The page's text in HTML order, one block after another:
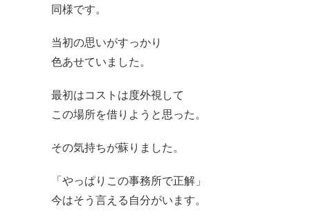
同様です。
当初の思いがすっかり
色あせていました。
最初はコストは度外視して
この場所を借りようと思った。
その気持ちが蘇りました。
「やっぱりこの事務所で正解」
今はそう言える自分がいます。